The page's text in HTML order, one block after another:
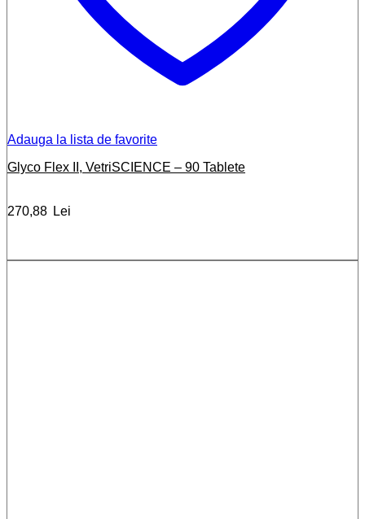
Adauga la lista de favorite
Glyco Flex II, VetriSCIENCE – 90 Tablete
270,88 Lei